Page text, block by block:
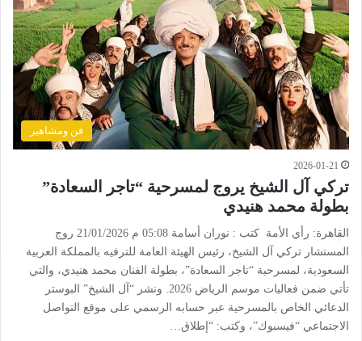
فن ومشاهير
2026-01-21
تركي آل الشيخ يروج لمسرحية “تاجر السعادة”
بطولة محمد هنيدي
القاهرة: رأي الأمة كتب : نوران أسامة 05:08 م 21/01/2026 روج
المستشار تركي آل الشيخ، رئيس الهيئة العامة للترفيه بالمملكة العربية
السعودية، لمسرحية “تاجر السعادة”، بطولة الفنان محمد هنيدي، والتي
تأتي ضمن فعاليات موسم الرياض 2026. ونشر “آل الشيخ” البوستر
الدعائي الخاص بالمسرحية عبر حسابه الرسمي على موقع التواصل
الاجتماعي “فيسبوك”، وكتب: “إطلاق…